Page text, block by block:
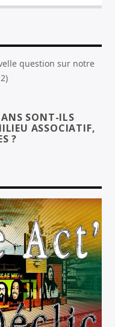
question sur notre
ANS SONT-ILS
ASSOCIATIF,
?